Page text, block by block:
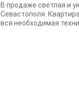
В продаже светлая и
Севастополя.
вся необходимая